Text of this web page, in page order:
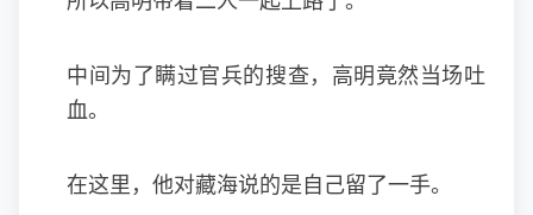
中间为了瞒过官兵的搜查，高明竟然当场吐
血。
在这里，他对藏海说的是自己留了一手。